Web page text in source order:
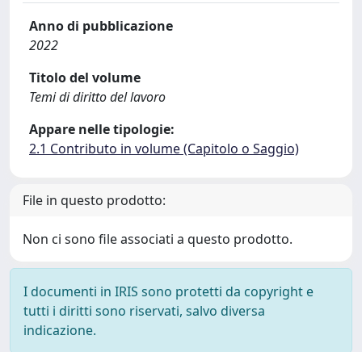
Anno di pubblicazione
2022
Titolo del volume
Temi di diritto del lavoro
Appare nelle tipologie:
2.1 Contributo in volume (Capitolo o Saggio)
File in questo prodotto:
Non ci sono file associati a questo prodotto.
I documenti in IRIS sono protetti da copyright e
tutti i diritti sono riservati, salvo diversa
indicazione.